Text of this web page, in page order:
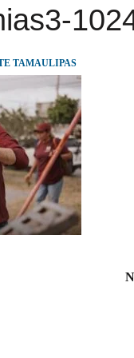
INVITA A DESCUBRIR EL
TAMAULIPAS